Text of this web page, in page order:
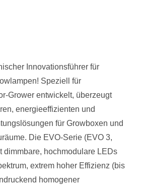
Innovationsführer für
Speziell für
Grower entwickelt, überzeugt
energieeffizienten und
für Growboxen und
Die EVO-Serie (EVO 3,
dimmbare, hochmodulare LEDs
extrem hoher Effizienz (bis
homogener